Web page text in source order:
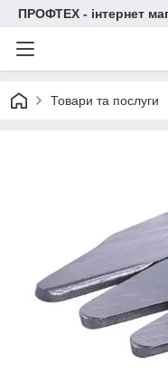
ПРОФТЕХ - інтернет
Товари та послуги